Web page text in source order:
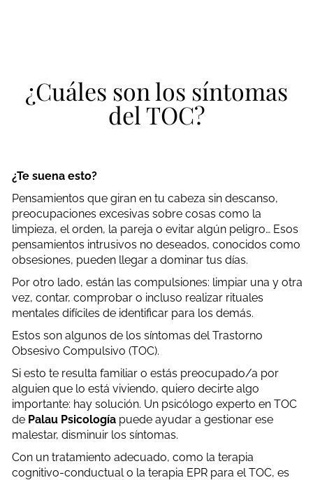
¿Cuáles son los síntomas
del TOC?
¿Te suena esto?
Pensamientos que giran en tu cabeza sin descanso,
preocupaciones excesivas sobre cosas como la
limpieza, el orden, la pareja o evitar algún peligro… Esos
pensamientos intrusivos no deseados, conocidos como
obsesiones, pueden llegar a dominar tus días.
Por otro lado, están las compulsiones: limpiar una y otra
vez, contar, comprobar o incluso realizar rituales
mentales difíciles de identificar para los demás.
Estos son algunos de los síntomas del Trastorno
Obsesivo Compulsivo (TOC).
Si esto te resulta familiar o estás preocupado/a por
alguien que lo está viviendo, quiero decirte algo
importante: hay solución. Un psicólogo experto en TOC
de Palau Psicología puede ayudar a gestionar ese
malestar, disminuir los síntomas.
Con un tratamiento adecuado, como la terapia
cognitivo-conductual o la terapia EPR para el TOC, es